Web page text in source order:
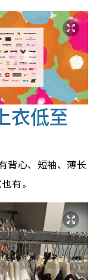
衣低至
背心、短袖、薄长
有。